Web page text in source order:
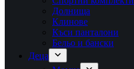
Долнища
Клинове
Къси панталони
Бельо и бански
Деца